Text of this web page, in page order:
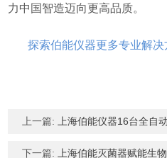
力中国智造迈向更高品质。
探索伯能仪器更多专业解决
上一篇:上海伯能仪器16台全自动高压蒸汽
下一篇:上海伯能灭菌器赋能生物制